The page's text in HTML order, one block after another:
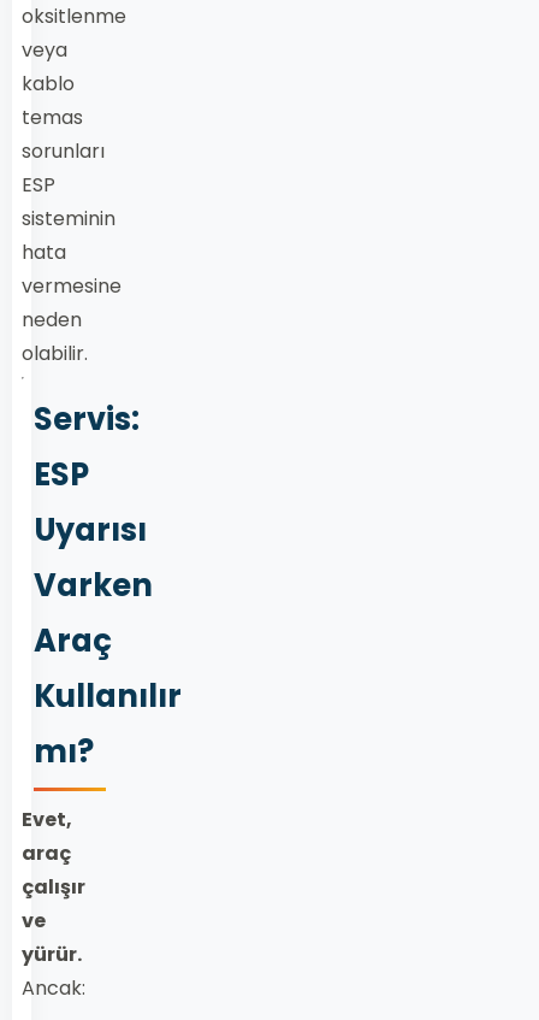
oksitlenme
veya
kablo
temas
sorunları
ESP
sisteminin
hata
vermesine
neden
olabilir.
Servis:
ESP
Uyarısı
Varken
Araç
Kullanılır
mı?
Evet,
araç
çalışır
ve
yürür.
Ancak: